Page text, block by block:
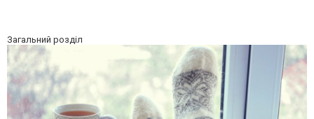
Загальний розділ